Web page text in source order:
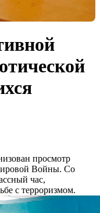
просмотр
Войны. Со
час,
с терроризмом.